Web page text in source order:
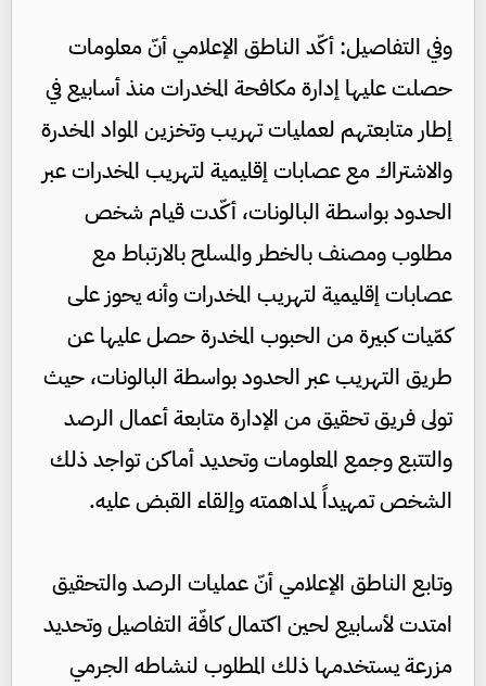
وفي التفاصيل: أكّد الناطق الإعلامي أنّ معلومات
حصلت عليها إدارة مكافحة المخدرات منذ أسابيع في
إطار متابعتهم لعمليات تهريب وتخزين المواد المخدرة
والاشتراك مع عصابات إقليمية لتهريب المخدرات عبر
الحدود بواسطة البالونات، أكّدت قيام شخص
مطلوب ومصنف بالخطر والمسلح بالارتباط مع
عصابات إقليمية لتهريب المخدرات وأنه يحوز على
كمّيات كبيرة من الحبوب المخدرة حصل عليها عن
طريق التهريب عبر الحدود بواسطة البالونات، حيث
تولى فريق تحقيق من الإدارة متابعة أعمال الرصد
والتتبع وجمع المعلومات وتحديد أماكن تواجد ذلك
الشخص تمهيداً لمداهمته وإلقاء القبض عليه.
وتابع الناطق الإعلامي أنّ عمليات الرصد والتحقيق
امتدت لأسابيع لحين اكتمال كافّة التفاصيل وتحديد
مزرعة يستخدمها ذلك المطلوب لنشاطه الجرمي